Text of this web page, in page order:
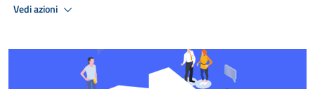
Vedi azioni